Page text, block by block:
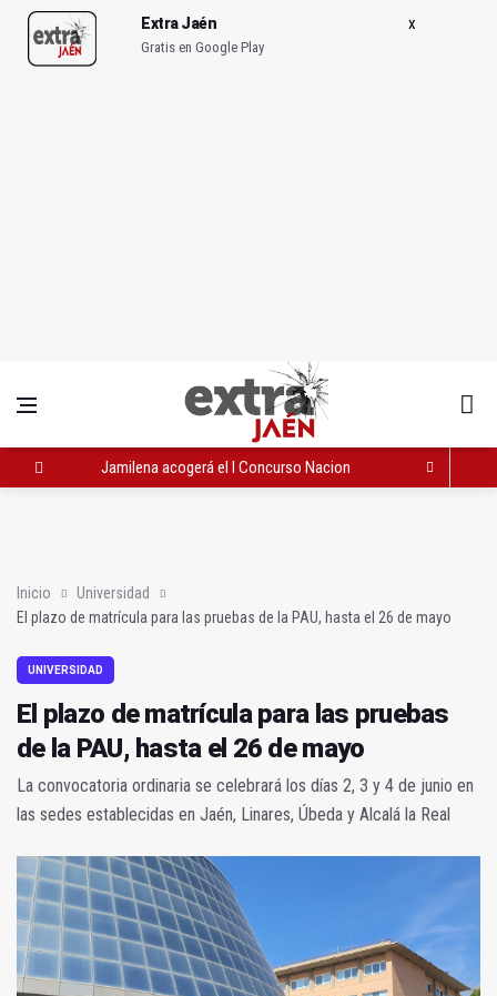
Extra Jaén
Gratis en Google Play
Jamilena acogerá el I Concurso Nacional de Trompa y Piano
Inicio
Universidad
El plazo de matrícula para las pruebas de la PAU, hasta el 26 de mayo
UNIVERSIDAD
El plazo de matrícula para las pruebas
de la PAU, hasta el 26 de mayo
La convocatoria ordinaria se celebrará los días 2, 3 y 4 de junio en
las sedes establecidas en Jaén, Linares, Úbeda y Alcalá la Real